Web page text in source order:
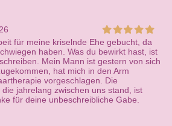
für meine kriselnde Ehe gebucht, da
haben. Was du bewirkt hast, ist
Mein Mann ist gestern von sich
hat mich in den Arm
vorgeschlagen. Die
jahrelang zwischen uns stand, ist
für deine unbeschreibliche Gabe.